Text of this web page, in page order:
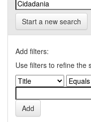
Start a new search
Add filters:
Use filters to refine the